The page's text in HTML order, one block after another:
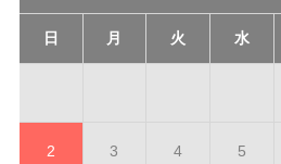
日 月 火 水
2 3 4 5